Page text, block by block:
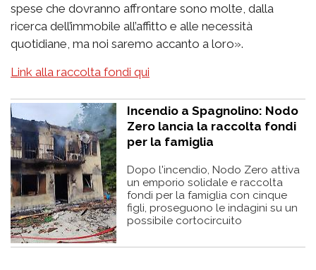
spese che dovranno affrontare sono molte, dalla
ricerca dell’immobile all’affitto e alle necessità
quotidiane, ma noi saremo accanto a loro».
Link alla raccolta fondi qui
Incendio a Spagnolino: Nodo
Zero lancia la raccolta fondi
per la famiglia
Dopo l'incendio, Nodo Zero attiva
un emporio solidale e raccolta
fondi per la famiglia con cinque
figli, proseguono le indagini su un
possibile cortocircuito